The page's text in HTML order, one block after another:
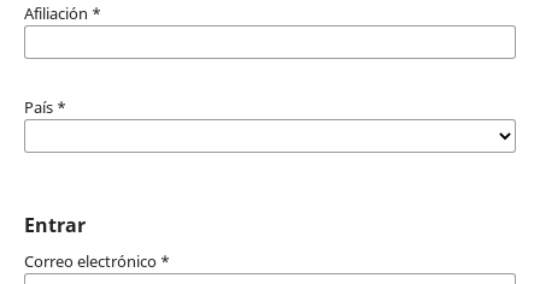
Afiliación *
País *
Entrar
Correo electrónico *